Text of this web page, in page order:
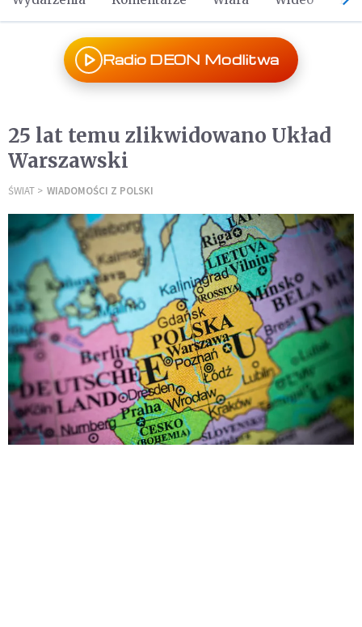
Radio DEON Modlitwa
25 lat temu zlikwidowano Układ
Warszawski
ŚWIAT WIADOMOŚCI Z POLSKI